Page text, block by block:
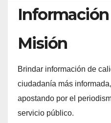
Información
Misión
Brindar información de
ciudadanía más
apostando por el
servicio público.